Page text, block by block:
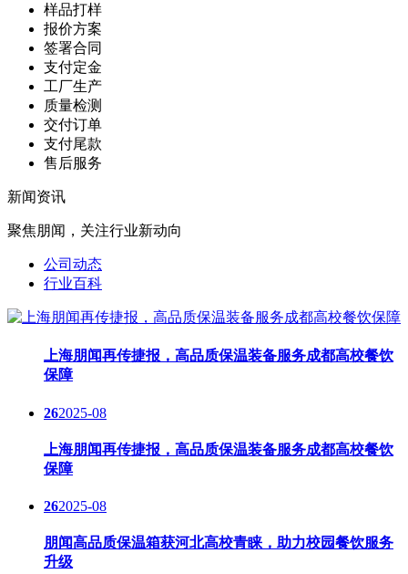
样品打样
报价方案
签署合同
支付定金
工厂生产
质量检测
交付订单
支付尾款
售后服务
新闻资讯
聚焦朋闻，关注行业新动向
公司动态
行业百科
上海朋闻再传捷报，高品质保温装备服务成都高校餐饮
保障
262025-08
上海朋闻再传捷报，高品质保温装备服务成都高校餐饮
保障
262025-08
朋闻高品质保温箱获河北高校青睐，助力校园餐饮服务
升级